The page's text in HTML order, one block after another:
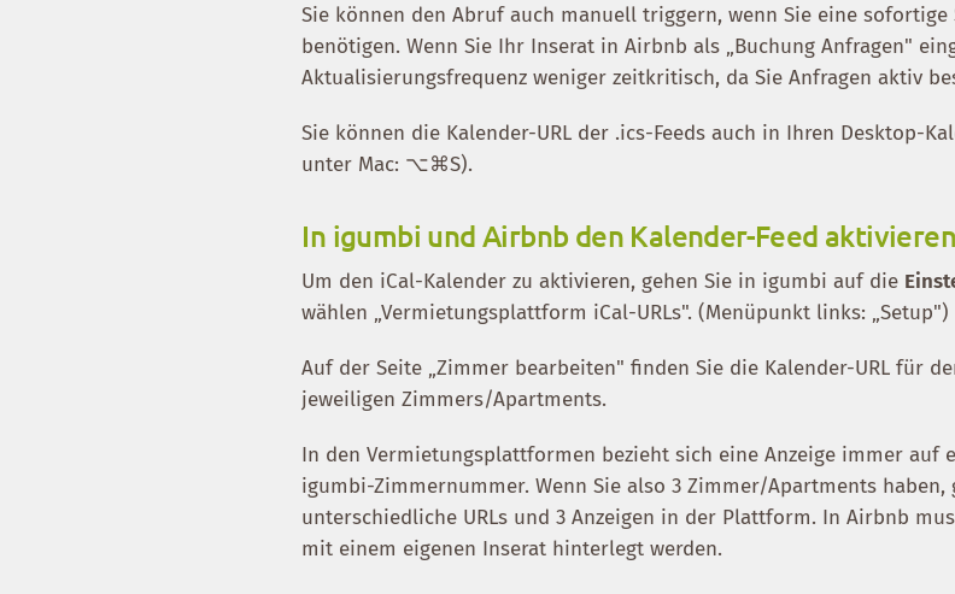
Sie können den Abruf auch manuell triggern, wenn Sie eine sofortige
benötigen. Wenn Sie Ihr Inserat in Airbnb als „Buchung Anfragen"
Aktualisierungsfrequenz weniger zeitkritisch, da Sie Anfragen aktiv
Sie können die Kalender-URL der .ics-Feeds auch in Ihren Desktop-
unter Mac: ⌥⌘S).
In igumbi und Airbnb den Kalender-Feed
Um den iCal-Kalender zu aktivieren, gehen Sie in igumbi auf die
wählen „Vermietungsplattform iCal-URLs". (Menüpunkt links: „Setup")
Auf der Seite „Zimmer bearbeiten" finden Sie die Kalender-URL für
jeweiligen Zimmers/Apartments.
In den Vermietungsplattformen bezieht sich eine Anzeige immer auf
igumbi-Zimmernummer. Wenn Sie also 3 Zimmer/Apartments haben,
unterschiedliche URLs und 3 Anzeigen in der Plattform. In Airbnb
mit einem eigenen Inserat hinterlegt werden.